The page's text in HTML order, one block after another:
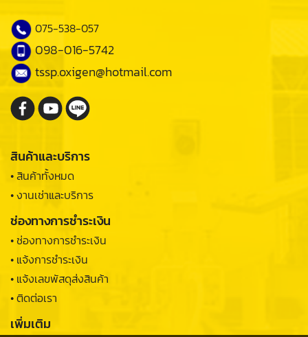
075-538-057
098-016-5742
tssp.oxigen@hotmail.com
สินค้าและบริการ
• สินค้าทั้งหมด
• งานเช่าและบริการ
ช่องทางการชำระเงิน
• ช่องทางการชำระเงิน
• แจ้งการชำระเงิน
• แจ้งเลขพัสดุส่งสินค้า
• ติดต่อเรา
เพิ่มเติม